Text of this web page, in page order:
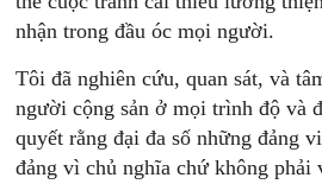
nhận trong đầu óc mọi người.
Tôi đã nghiên cứu, quan sát, và
người cộng sản ở mọi trình độ và
quyết rằng đại đa số những đảng
đảng vì chủ nghĩa chứ không phải